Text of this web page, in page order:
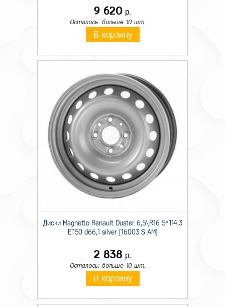
9 620 р.
Осталось: больше 10 шт.
В корзину
Диски Magnetto Renault Duster 6,5\R16 5*114,3
ET50 d66,1 silver [16003 S AM]
2 838 р.
Осталось: больше 10 шт.
В корзину